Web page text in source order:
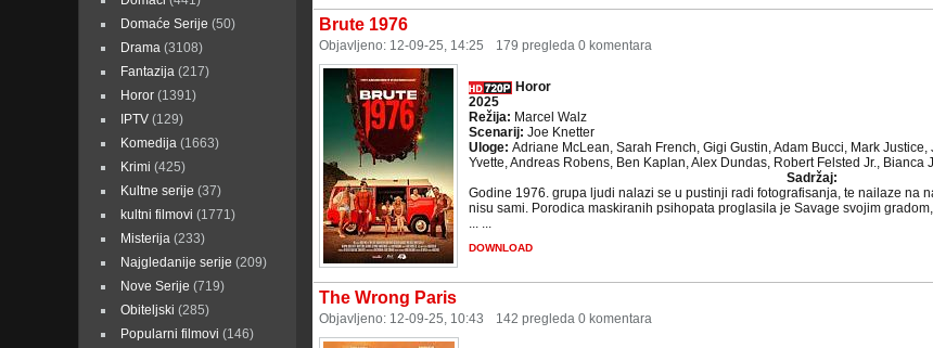
Brute 1976
Objavljeno: 12-09-25, 14:25 179 pregleda 0 komentara
Horor
2025
Režija: Marcel Walz
Scenarij: Joe Knetter
Uloge: Adriane McLean, Sarah French, Gigi Gustin, Adam Bucci, Mark
Yvette, Andreas Robens, Ben Kaplan, Alex Dundas, Robert Felsted Jr., Bianca
Sadržaj:
Godine 1976. grupa ljudi nalazi se u pustinji radi fotografisanja, te nailaze na
nisu sami. Porodica maskiranih psihopata proglasila je Savage svojim
... ...
DOWNLOAD
The Wrong Paris
Objavljeno: 12-09-25, 10:43 142 pregleda 0 komentara
Domaće Serije (50)
Drama(3108)
Fantazija(217)
Horor(1391)
IPTV(129)
Komedija(1663)
Krimi (425)
Kultne serije (37)
kultni filmovi (1771)
Misterija(233)
Najgledanije serije (209)
Nove Serije (719)
Obiteljski (285)
Popularni filmovi (146)